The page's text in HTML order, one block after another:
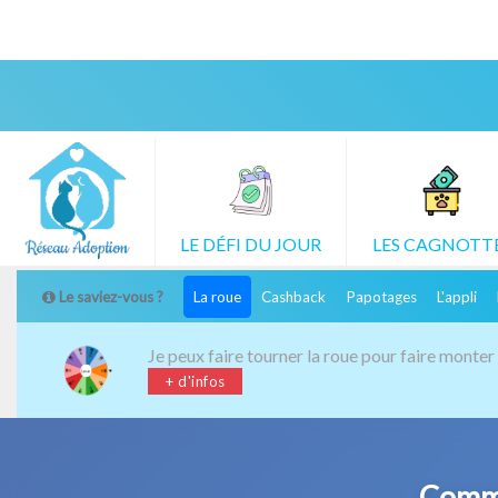
LE DÉFI DU JOUR
CLIQUEZ POUR LE
DÉFI DU JOUR
LES
VOIR TOUTES
CAGNOTTES
Le saviez-vous ? La roue Cashback Papotages L'appli
Je peux faire tourner la roue pour faire
+ d'infos